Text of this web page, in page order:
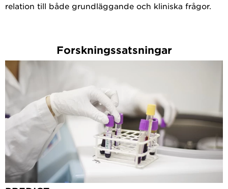
relation till både grundläggande och kliniska frågor.
Forskningssatsningar